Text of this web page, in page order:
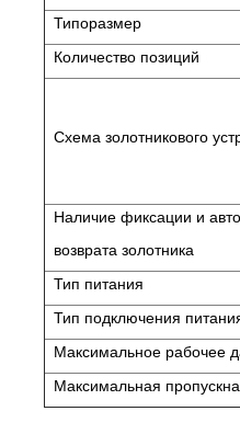
Типоразмер
Количество позиций
Схема золотникового
Наличие фиксации и
возврата золотника
Тип питания
Тип подключения
Максимальное рабочее
Максимальная